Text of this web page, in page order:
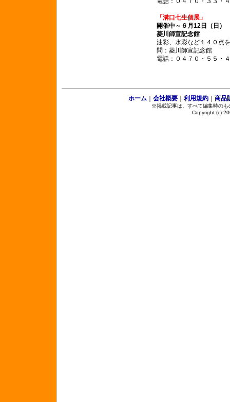
「溝口七生個展」
開催中～６月12日（日）
菱川師宣記念館
油彩、水彩など１４０点
問：菱川師宣記念館
電話：０４７０・５５・
ホーム 会社概要 利用規約 商品
※掲載記事は、すべて編集時のも
Copyright (c)